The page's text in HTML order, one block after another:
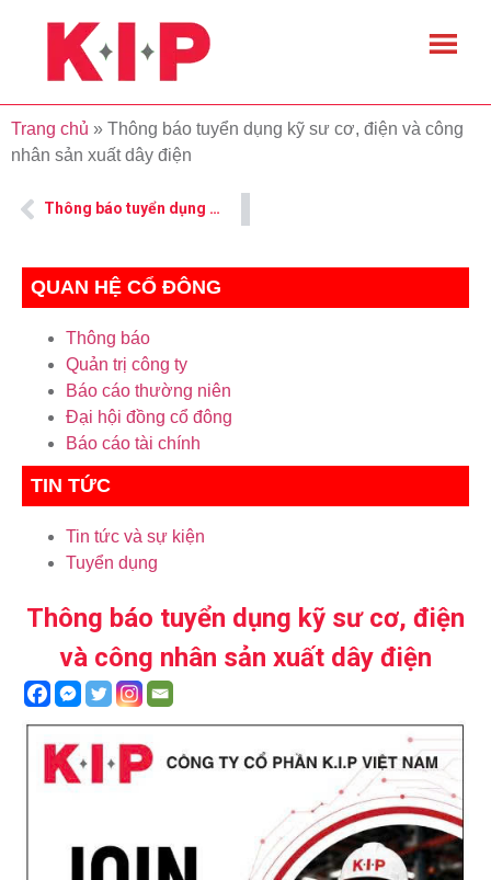
Trang chủ » Thông báo tuyển dụng kỹ sư cơ, điện và công
nhân sản xuất dây điện
Thông báo tuyển dụng Công nhân Cơ khí
QUAN HỆ CỔ ĐÔNG
Thông báo
Quản trị công ty
Báo cáo thường niên
Đại hội đồng cổ đông
Báo cáo tài chính
TIN TỨC
Tin tức và sự kiện
Tuyển dụng
Thông báo tuyển dụng kỹ sư cơ, điện
và công nhân sản xuất dây điện